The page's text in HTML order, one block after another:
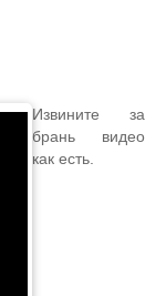
Извините за
брань видео
как есть.